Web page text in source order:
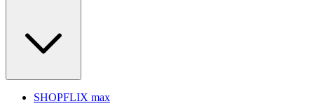
SHOPFLIX max